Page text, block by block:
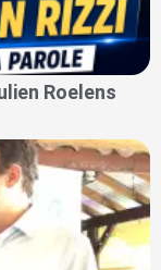
Roelens